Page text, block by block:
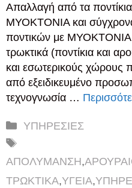
Απαλλαγή από τα
ΜΥΟΚΤΟΝΙΑ και
ποντικών με ΜΥΟΚΤΟΝΙΑ
τρωκτικά (ποντίκια και
και εσωτερικούς χώρους
από εξειδικευμένο
τεχνογνωσία …
Κατηγορίες
ΥΠΗΡΕΣΙΕΣ
ΑΠΟΛΥΜΑΝΣΗ,
ΤΡΩΚΤΙΚΑ,ΥΓΕΙΑ,